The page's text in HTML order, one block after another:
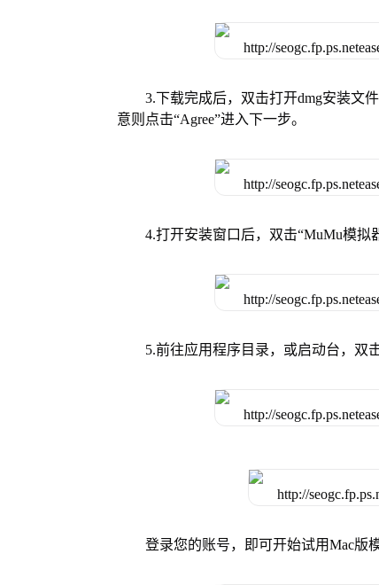
3.下载完成后，双击打开dmg安装文
意则点击“Agree”进入下一步。
4.打开安装窗口后，双击“MuMu模拟
5.前往应用程序目录，或启动台，双
登录您的账号，即可开始试用Mac版